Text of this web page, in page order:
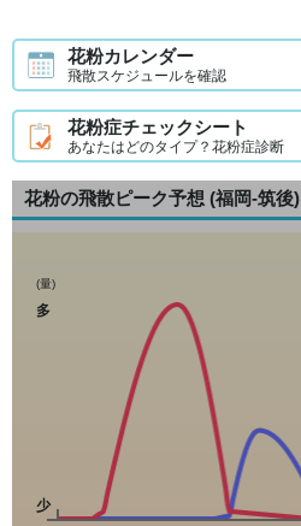
花粉カレンダー
飛散スケジュールを確認
花粉症チェックシート
あなたはどのタイプ？花粉症診断
花粉の飛散ピーク予想 (福岡-筑後)
(量)
多
少